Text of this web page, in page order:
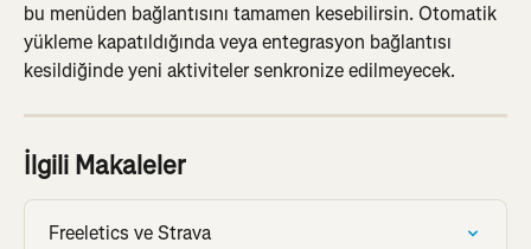
bu menüden bağlantısını tamamen kesebilirsin. Otomatik
yükleme kapatıldığında veya entegrasyon bağlantısı
kesildiğinde yeni aktiviteler senkronize edilmeyecek.
İlgili Makaleler
Freeletics ve Strava